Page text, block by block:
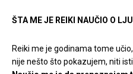
ŠTA ME JE REIKI NAUČIO O
Reiki me je godinama tome
nije nešto što pokazujem, niti